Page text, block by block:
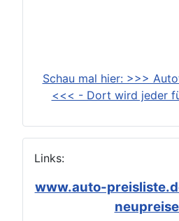
Schau mal hier: >>>
<<< - Dort wird jeder
Links:
www.auto-